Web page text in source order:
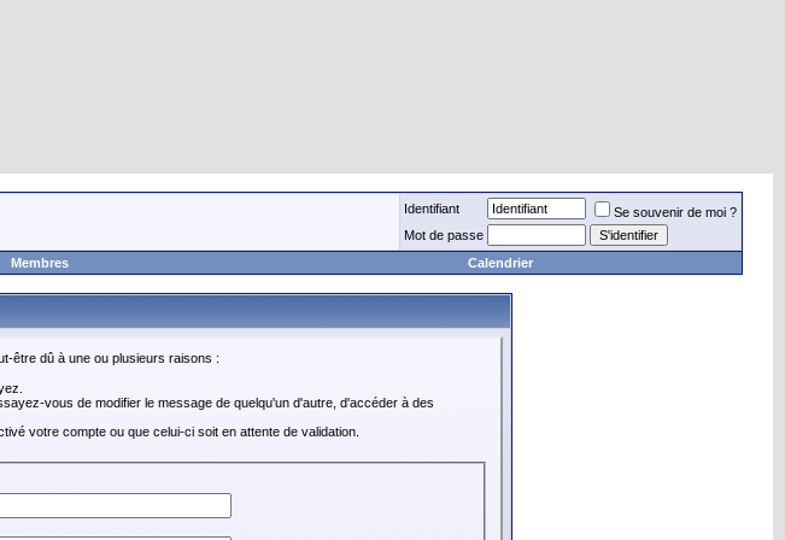
Identifiant
Se souvenir de moi ?
Mot de passe
Membres Calendrier
être dû à une ou plusieurs raisons :
vous de modifier le message de quelqu'un d'autre, d'accéder à des
votre compte ou que celui-ci soit en attente de validation.